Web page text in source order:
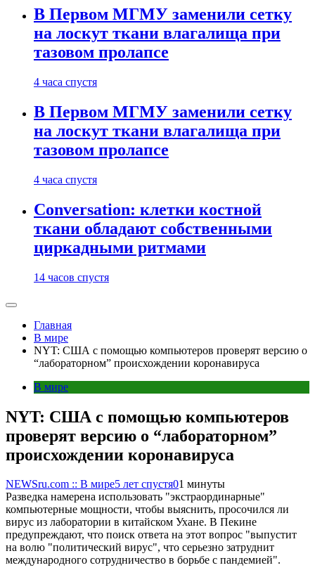
В Первом МГМУ заменили сетку
на лоскут ткани влагалища при
тазовом пролапсе
4 часа спустя
В Первом МГМУ заменили сетку
на лоскут ткани влагалища при
тазовом пролапсе
4 часа спустя
Conversation: клетки костной
ткани обладают собственными
циркадными ритмами
14 часов спустя
Главная
В мире
NYT: США с помощью компьютеров проверят версию о
“лабораторном” происхождении коронавируса
В мире
NYT: США с помощью компьютеров
проверят версию о “лабораторном”
происхождении коронавируса
NEWSru.com :: В мире5 лет спустя01 минуты
Разведка намерена использовать "экстраординарные"
компьютерные мощности, чтобы выяснить, просочился ли
вирус из лаборатории в китайском Ухане. В Пекине
предупреждают, что поиск ответа на этот вопрос "выпустит
на волю "политический вирус", что серьезно затруднит
международного сотрудничество в борьбе с пандемией".